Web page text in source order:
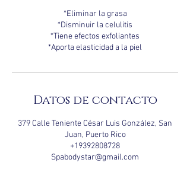
*Eliminar la grasa
*Disminuir la celulitis
*Tiene efectos exfoliantes
*Aporta elasticidad a la piel
Datos de contacto
379 Calle Teniente César Luis González, San
Juan, Puerto Rico
+19392808728
Spabodystar@gmail.com